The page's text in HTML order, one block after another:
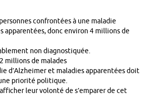
confrontées à une maladie
apparentées, donc environ 4 millions de
non diagnostiquée.
millions de malades
d’Alzheimer et maladies apparentées doit
priorité politique.
leur volonté de s’emparer de cet